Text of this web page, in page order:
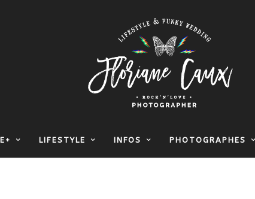
LIFESTYLE INFOS PHOTOGRAPHES